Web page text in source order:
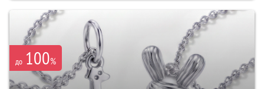
до 100%